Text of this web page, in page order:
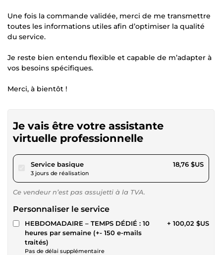
Une fois la commande validée, merci de me transmettre
toutes les informations utiles afin d’optimiser la qualité
du service.
Je reste bien entendu flexible et capable de m’adapter à
vos besoins spécifiques.
Merci, à bientôt !
Je vais être votre assistante
virtuelle professionnelle
Service basiquepour 17,28 $US
3 jours de réalisation
18,76 $US
Ce vendeur n’est pas assujetti à la TVA.
Personnaliser le service
HEBDOMADAIRE – TEMPS DÉDIÉ : 10
heures par semaine (+- 150 e-mails
traités)
Pas de délai supplémentaire
+ 100,02 $US